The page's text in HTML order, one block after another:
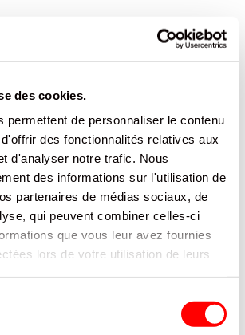
des cookies.
permettent de personnaliser le contenu
des fonctionnalités relatives aux
d'analyser notre trafic. Nous
des informations sur l'utilisation de
partenaires de médias sociaux, de
qui peuvent combiner celles-ci
que vous leur avez fournies
lors de votre utilisation de leurs
à emporter
VOUS